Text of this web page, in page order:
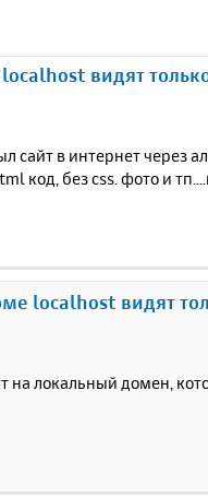
localhost видят
сайт в интернет через
код, без css. фото и
localhost видят
на локальный домен,